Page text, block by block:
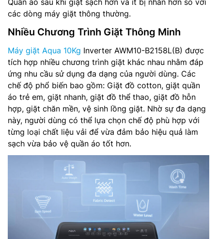
Quần áo sau khi giặt sạch hơn và ít bị nhăn hơn so với
các dòng máy giặt thông thường.
Nhiều Chương Trình Giặt Thông Minh
Máy giặt Aqua 10Kg Inverter AWM10-B2158L(B) được
tích hợp nhiều chương trình giặt khác nhau nhằm đáp
ứng nhu cầu sử dụng đa dạng của người dùng. Các
chế độ phổ biến bao gồm: Giặt đồ cotton, giặt quần
áo trẻ em, giặt nhanh, giặt đồ thể thao, giặt đồ hỗn
hợp, giặt chăn mền, vệ sinh lồng giặt. Nhờ sự đa dạng
này, người dùng có thể lựa chọn chế độ phù hợp với
từng loại chất liệu vải để vừa đảm bảo hiệu quả làm
sạch vừa bảo vệ quần áo tốt hơn.